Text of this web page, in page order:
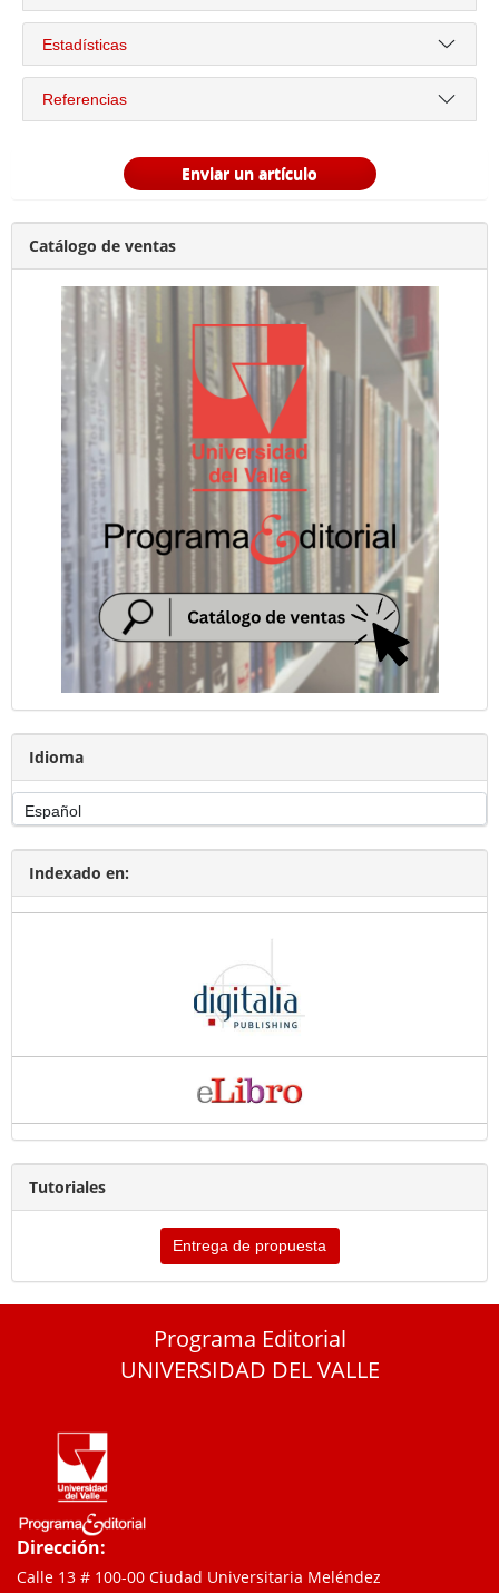
Estadísticas
Referencias
Enviar un artículo
Catálogo de ventas
Idioma
Indexado en:
Tutoriales
Entrega de propuesta
Programa Editorial
UNIVERSIDAD DEL VALLE
Dirección:
Calle 13 # 100-00 Ciudad Universitaria Meléndez